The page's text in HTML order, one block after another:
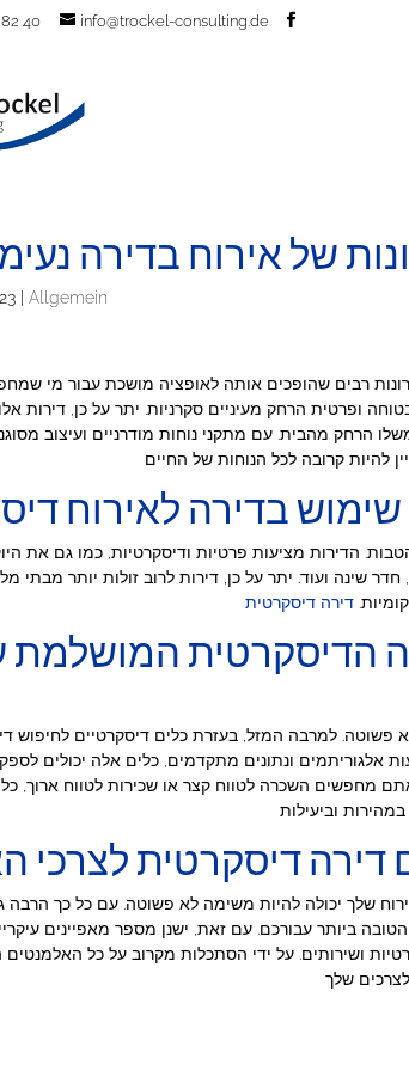
40 info@trockel-consulting.de
של אירוח בדירה
Allgemein
רבים שהופכים אותה לאופציה מושכת עבור מי
ופרטית הרחק מעיניים סקרניות. יתר על כן, דירות
הרחק מהבית. עם מתקני נוחות מודרניים ועיצוב
בדירה לאירוח
הדירות מציעות פרטיות ודיסקרטיות, כמו גם את
חדר שינה ועוד. יתר על כן, דירות לרוב זולות יותר מבתי
דירה דיסקרטית
הדיסקרטית המושלמת
למרבה המזל, בעזרת כלים דיסקרטיים לחיפוש
ונתונים מתקדמים, כלים אלה יכולים
מחפשים השכרה לטווח קצר או שכירות לטווח ארוך,
שלך יכולה להיות משימה לא פשוטה. עם כל כך הרבה
הטובה ביותר עבורכם. עם זאת, ישנן מספר מאפיינים
ושירותים. על ידי הסתכלות מקרוב על כל